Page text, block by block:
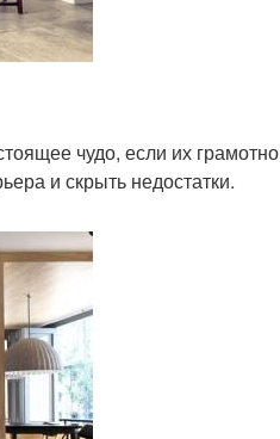
чудо, если их грамотно
и скрыть недостатки.